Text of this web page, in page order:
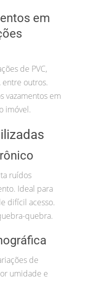
em
de PVC,
entre outros.
vazamentos em
imóvel.
ruídos
Ideal para
difícil acesso.
quebra.
de
umidade e